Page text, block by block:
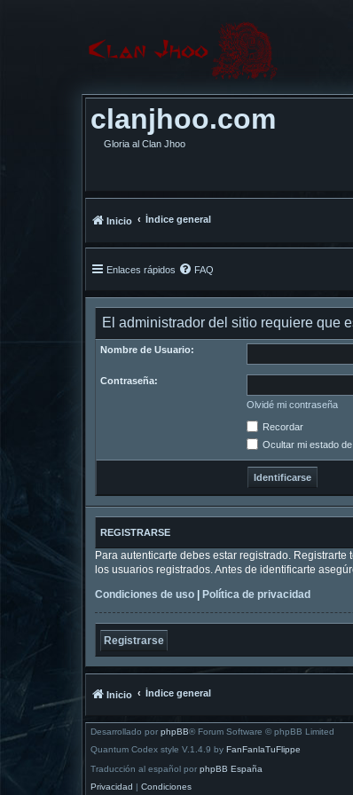
clanjhoo.com
Gloria al Clan Jhoo
Inicio Índice general
Enlaces rápidos FAQ
El administrador del sitio requiere que
Nombre de Usuario:
Contraseña:
Olvidé mi contraseña
Recordar
Ocultar mi estado
REGISTRARSE
Para autenticarte debes estar registrado.
los usuarios registrados. Antes de identificarte
Condiciones de uso
Política de privacidad
Registrarse
Inicio Índice general
Desarrollado por phpBB® Forum Software © phpBB Limited
Quantum Codex style V.1.4.9 by FanFanlaTuFlippe
Traducción al español por phpBB España
Privacidad | Condiciones